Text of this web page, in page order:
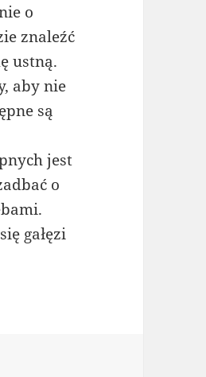
o
znaleźć
ustną.
aby nie
są
jest
o
gałęzi